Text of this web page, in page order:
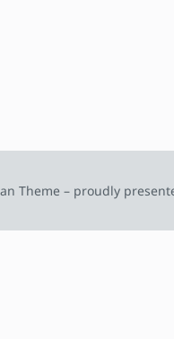
Theme – proudly